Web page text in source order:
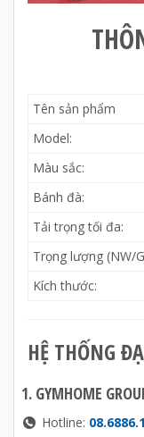
Tên sản phẩm
Model:
Màu sắc:
Bánh đà:
Tải trọng tối đa:
Trọng lượng (NW/
Kích thước:
HỆ THỐNG
1. GYMHOME
Hotline: